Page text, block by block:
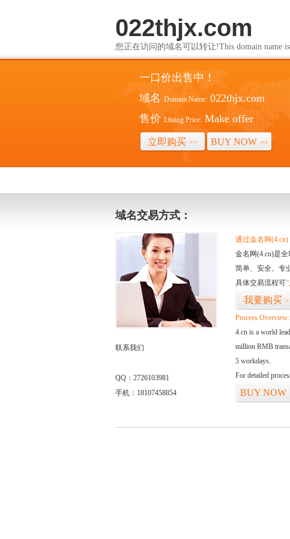
022thjx.com
您正在访问的域名可以转让!This domain name
一口价出售中！
域名 Domain Name: 022thjx.com
售价 Listing Price: Make offer
立即购买 >> BUY NOW >>
域名交易方式：
联系我们
QQ：2726103981
手机：18107458854
通过金名网
金名网(4.cn)是
简单、安全、专
具体交易流程可
我要购买
Process Overview:
4.cn is a world
million RMB
5 workdays.
For detailed
BUY NOW